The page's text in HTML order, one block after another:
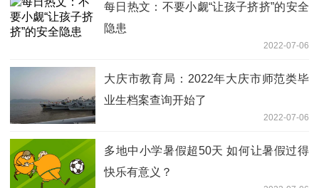
每日热文：不要小觑“让孩子挤挤”的安全
隐患
2022-07-06
大庆市教育局：2022年大庆市师范类毕
业生档案查询开始了
2022-07-06
多地中小学暑假超50天 如何让暑假过得
快乐有意义？